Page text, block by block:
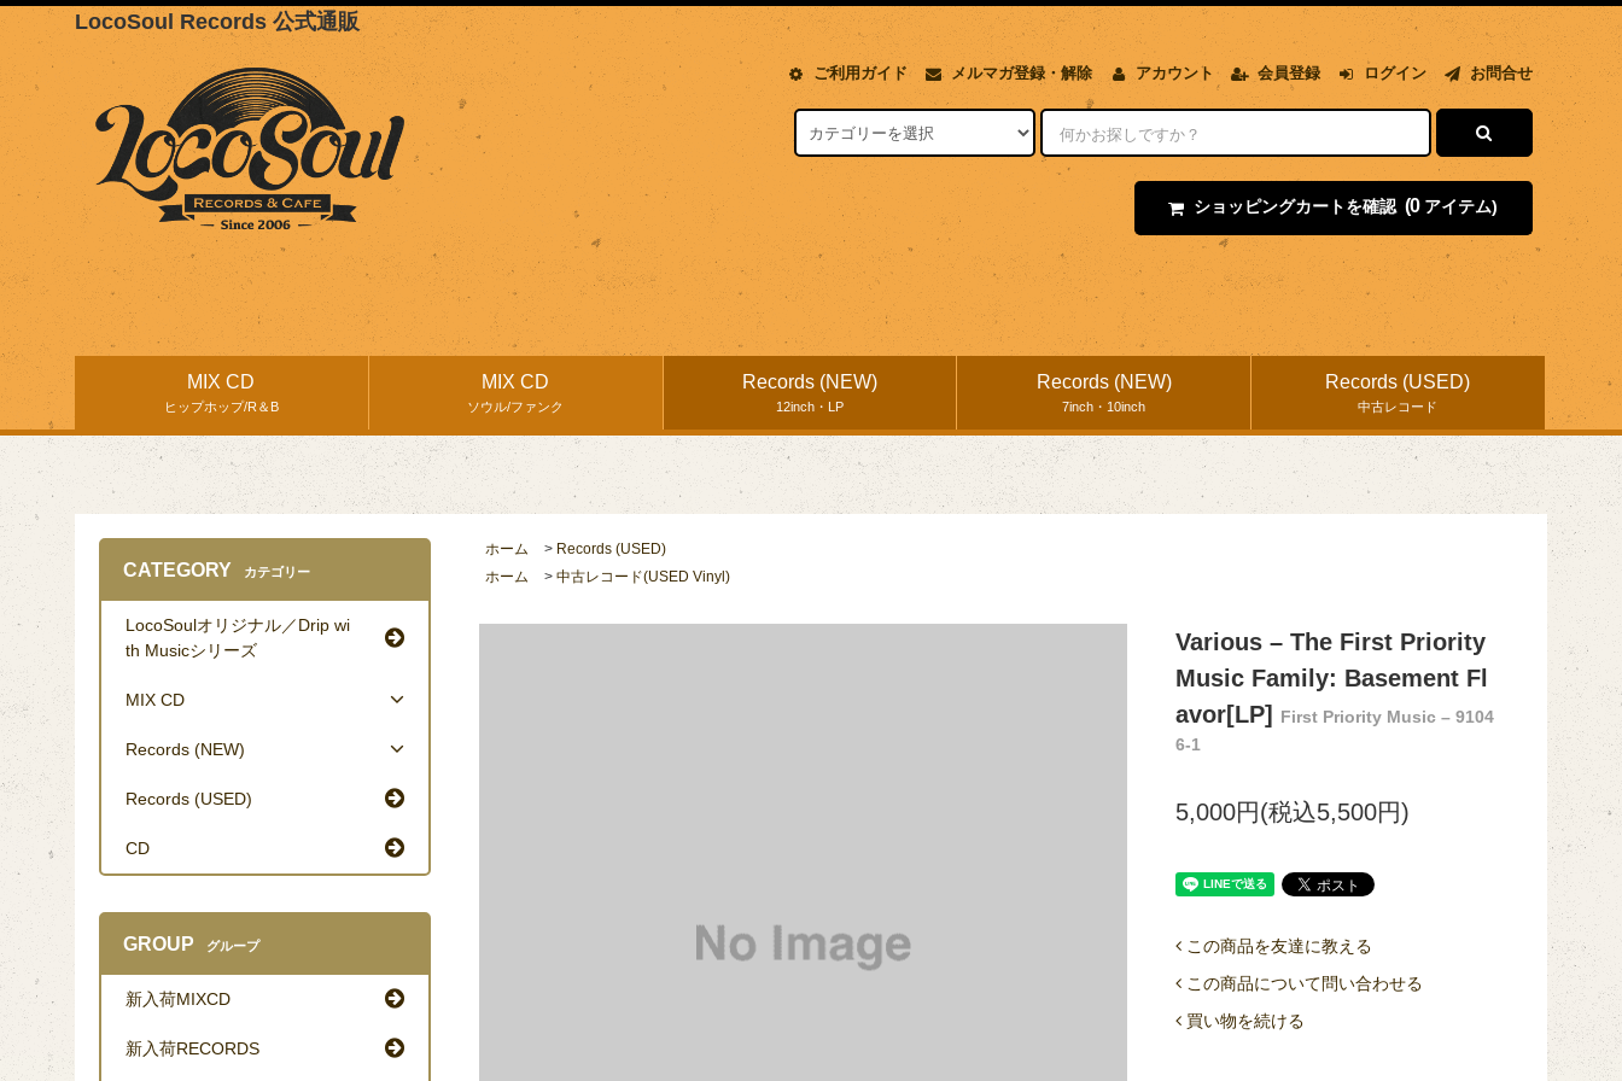
LocoSoul Records 公式通販
ご利用ガイド メルマガ登録・解除 アカウント 会員登録 ログイン お問合せ
ショッピングカートを確認 (0 アイテム)
MIX CD
ヒップホップ/R＆B
MIX CD
ソウル/ファンク
Records (NEW)
12inch・LP
Records (NEW)
7inch・10inch
Records (USED)
中古レコード
ホーム > Records (USED)
ホーム
> 中古レコード(USED Vinyl)
Various – The First Priority
Music Family: Basement Fl
avor[LP]
First Priority Music – 9104
6-1
5,000円(税込5,500円)
この商品を友達に教える
この商品について問い合わせる
買い物を続ける
CATEGORY カテゴリー
LocoSoulオリジナル／Drip wi
th Musicシリーズ
MIX CD
Records (NEW)
Records (USED)
CD
GROUP グループ
新入荷MIXCD
新入荷RECORDS